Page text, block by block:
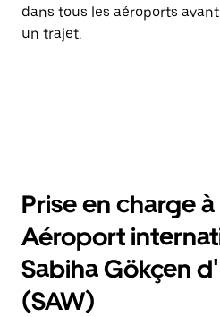
dans tous les aéroports
un trajet.
Prise en charge
Aéroport
Sabiha Gökçen
(SAW)